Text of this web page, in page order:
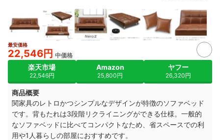
最安価格
22,546円 中価格
楽天市場
22,546円
Amazon
25,800円
ヤフー
26,320円
商品概要
関家具のレトロかつシンプルなデザインが特徴のソファベッド
です。背もたれは3段階リクライニングができる仕様。一般的
なソファベッドに比べてコンパクトなため、省スペースでの利
用や1人暮らしの部屋におすすめです。